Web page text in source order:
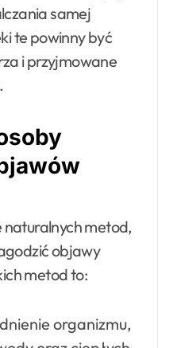
samej
te powinny być
i przyjmowane
naturalnych metod,
objawy
metod to:
organizmu,